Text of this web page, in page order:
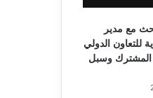
مع مدير
للتعاون الدولي
المشترك وسبل